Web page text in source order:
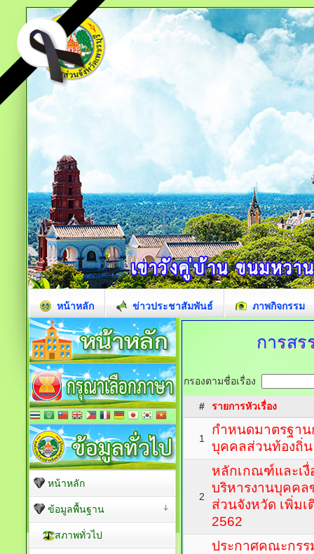
หน้าหลัก ข่าวประชาสัมพันธ์ ภาพกิจกรรม
การสร
กรองตามชื่อเรื่อง
# รายการหัวเรื่อง
1
กำหนดมาตรฐาน
บุคคลส่วนท้องถิ่น
2
หลักเกณฑ์และเงื่
บริหารงานบุคคล
ส่วนจังหวัด เพิ่ม
2562
ประกาศคณะกรร
หน้าหลัก
ข้อมูลพื้นฐาน
สภาพทั่วไป